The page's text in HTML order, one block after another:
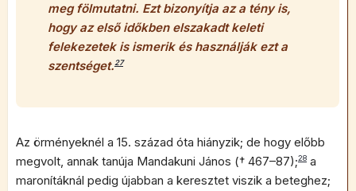
meg fölmutatni. Ezt bizonyítja az a tény is,
hogy az első időkben elszakadt keleti
felekezetek is ismerik és használják ezt a
szentséget.27
Az örményeknél a 15. század óta hiányzik; de hogy előbb
megvolt, annak tanúja Mandakuni János († 467–87);28 a
maronítáknál pedig újabban a keresztet viszik a beteghez;